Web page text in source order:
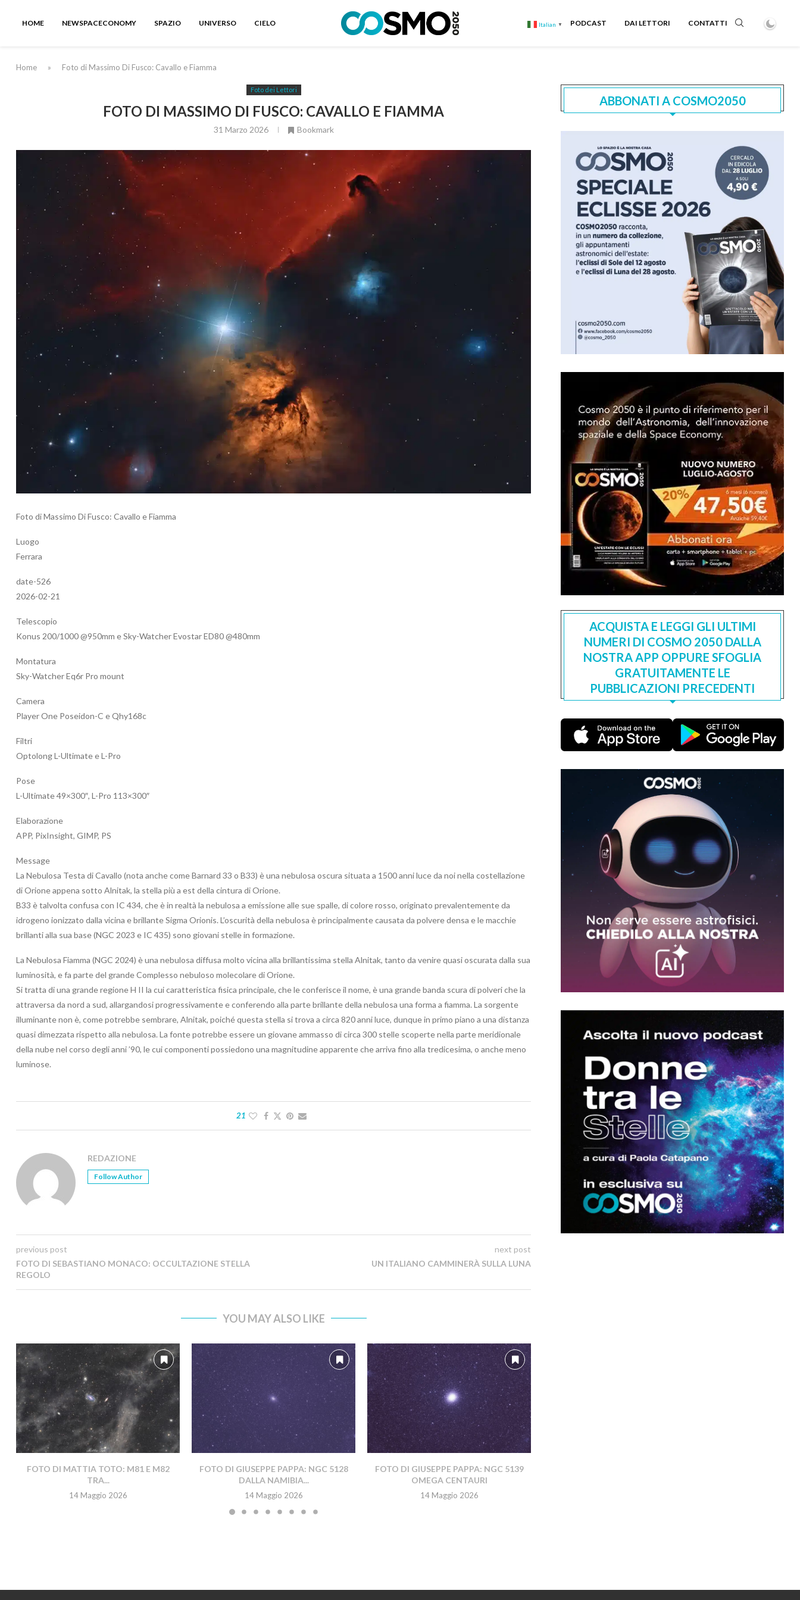
HOME NEWSPACECONOMY SPAZIO UNIVERSO CIELO Italian ▼ PODCAST DAI LETTORI CONTATTI
Home » Foto di Massimo Di Fusco: Cavallo e Fiamma
Foto dei Lettori
FOTO DI MASSIMO DI FUSCO: CAVALLO E FIAMMA
31 Marzo 2026 Bookmark
Foto di Massimo Di Fusco: Cavallo e Fiamma
Luogo
Ferrara
date-526
2026-02-21
Telescopio
Konus 200/1000 @950mm e Sky-Watcher Evostar ED80 @480mm
Montatura
Sky-Watcher Eq6r Pro mount
Camera
Player One Poseidon-C e Qhy168c
Filtri
Optolong L-Ultimate e L-Pro
Pose
L-Ultimate 49×300″, L-Pro 113×300″
Elaborazione
APP, PixInsight, GIMP, PS
Message
La Nebulosa Testa di Cavallo (nota anche come Barnard 33 o B33) è una nebulosa oscura situata a 1500 anni luce da noi nella costellazione
di Orione appena sotto Alnitak, la stella più a est della cintura di Orione.
B33 è talvolta confusa con IC 434, che è in realtà la nebulosa a emissione alle sue spalle, di colore rosso, originato prevalentemente da
idrogeno ionizzato dalla vicina e brillante Sigma Orionis. L’oscurità della nebulosa è principalmente causata da polvere densa e le macchie
brillanti alla sua base (NGC 2023 e IC 435) sono giovani stelle in formazione.
La Nebulosa Fiamma (NGC 2024) è una nebulosa diffusa molto vicina alla brillantissima stella Alnitak, tanto da venire quasi oscurata dalla sua
luminosità, e fa parte del grande Complesso nebuloso molecolare di Orione.
Si tratta di una grande regione H II la cui caratteristica fisica principale, che le conferisce il nome, è una grande banda scura di polveri che la
attraversa da nord a sud, allargandosi progressivamente e conferendo alla parte brillante della nebulosa una forma a fiamma. La sorgente
illuminante non è, come potrebbe sembrare, Alnitak, poiché questa stella si trova a circa 820 anni luce, dunque in primo piano a una distanza
quasi dimezzata rispetto alla nebulosa. La fonte potrebbe essere un giovane ammasso di circa 300 stelle scoperte nella parte meridionale
della nube nel corso degli anni ’90, le cui componenti possiedono una magnitudine apparente che arriva fino alla tredicesima, o anche meno
luminose.
21
REDAZIONE
Follow Author
previous post
FOTO DI SEBASTIANO MONACO: OCCULTAZIONE STELLA
REGOLO
next post
UN ITALIANO CAMMINERÀ SULLA LUNA
YOU MAY ALSO LIKE
FOTO DI MATTIA TOTO: M81 E M82
TRA...
14 Maggio 2026
FOTO DI GIUSEPPE PAPPA: NGC 5128
DALLA NAMIBIA...
14 Maggio 2026
FOTO DI GIUSEPPE PAPPA: NGC 5139
OMEGA CENTAURI
14 Maggio 2026
ABBONATI A COSMO2050
ACQUISTA E LEGGI GLI ULTIMI
NUMERI DI COSMO 2050 DALLA
NOSTRA APP OPPURE SFOGLIA
GRATUITAMENTE LE
PUBBLICAZIONI PRECEDENTI